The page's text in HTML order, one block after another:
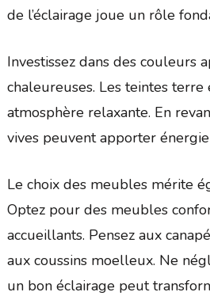
de l’éclairage joue un rôle
Investissez dans des couleurs
chaleureuses. Les teintes
atmosphère relaxante. En
vives peuvent apporter
Le choix des meubles mérite
Optez pour des meubles
accueillants. Pensez aux
aux coussins moelleux. Ne
un bon éclairage peut